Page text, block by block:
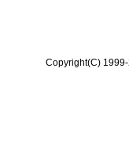
Copyright(C)